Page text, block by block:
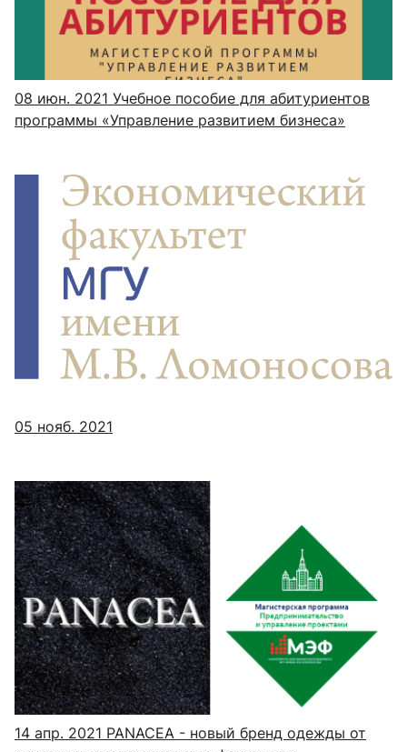
08 июн. 2021 Учебное пособие для абитуриентов
программы «Управление развитием бизнеса»
05 нояб. 2021
14 апр. 2021 PANACEA - новый бренд одежды от